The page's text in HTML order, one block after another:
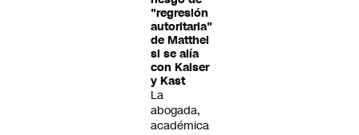
"regresión
autoritaria"
de Matthei
si se alía
con Kaiser
y Kast
La
abogada,
académica